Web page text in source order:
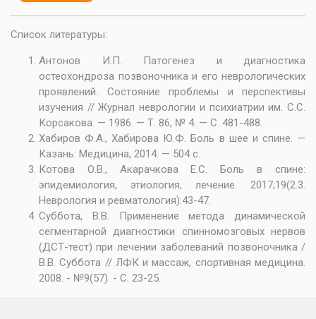
Список литературы:
Антонов И.П. Патогенез и диагностика
остеохондроза позвоночника и его неврологических
проявлений. Состояние проблемы и перспективы
изучения // Журнал неврологии и психиатрии им. С.С.
Корсакова. — 1986. — Т. 86, № 4. — С. 481-488.
Хабиров Ф.А., Хабирова Ю.Ф. Боль в шее и спине. —
Казань: Медицина, 2014. — 504 с.
Котова О.В., Акарачкова Е.С. Боль в спине:
эпидемиология, этиология, лечение. 2017;19(2.3.
Неврология и ревматология):43-47.
Суббота, В.В. Применение метода динамической
сегментарной диагностики спинномозговых нервов
(ДСТ-тест) при лечении заболеваний позвоночника /
В.В. Суббота // ЛФК и массаж, спортивная медицина.
2008. - №9(57). - С. 23-25.